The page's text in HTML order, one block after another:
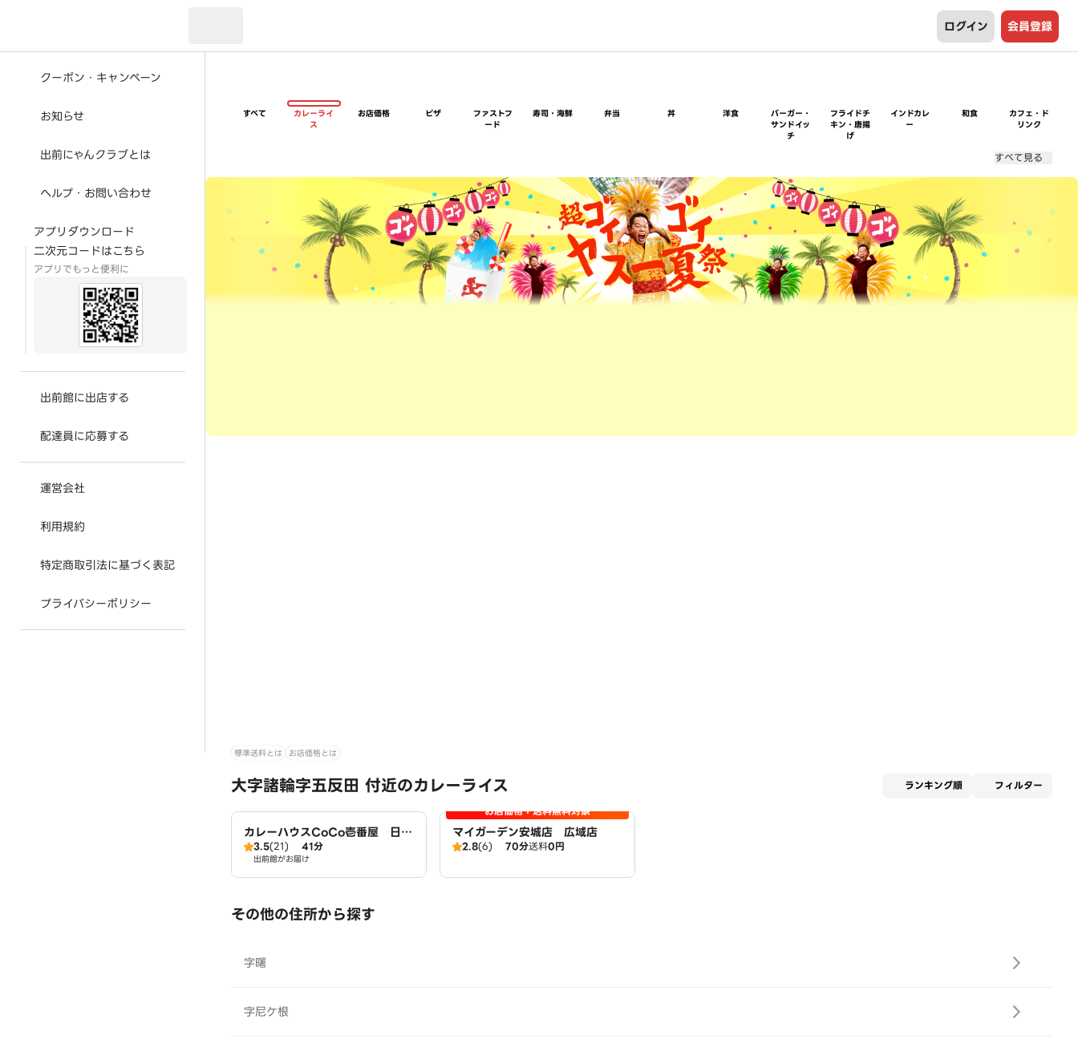
ログイン 会員登録
クーポン・キャンペーン
お知らせ
出前にゃんクラブとは
ヘルプ・お問い合わせ
アプリダウンロード
二次元コードはこちら
アプリでもっと便利に
出前館に出店する
配達員に応募する
運営会社
利用規約
特定商取引法に基づく表記
プライバシーポリシー
すべて
カレーライ
ス
お店価格 ピザ
ファストフ
ード
寿司・海鮮 弁当 丼 洋食
バーガー・
サンドイッ
チ
フライドチ
キン・唐揚
げ
インドカレ
ー
和食
カフェ・ド
リンク
すべて見る
超ゴイゴイヤスー夏祭
標準送料とは お店価格とは
大字諸輪字五反田 付近のカレーライス ランキング順 フィルター
カレーハウスCoCo壱番屋 日進
本郷町店（SD）
3.5(21) 41分
出前館がお届け
お店価格＋送料無料対象
マイガーデン安城店 広域店
2.8(6) 70分送料0円
その他の住所から探す
字曙
字尼ケ根